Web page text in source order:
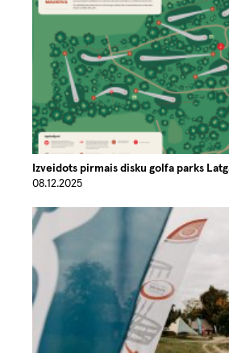
Izveidots pirmais disku golfa parks
08.12.2025
Image